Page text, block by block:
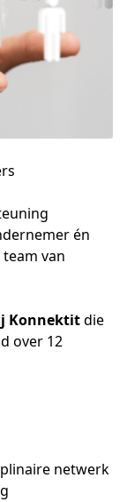
én
van
Konnektit die
over 12
netwerk